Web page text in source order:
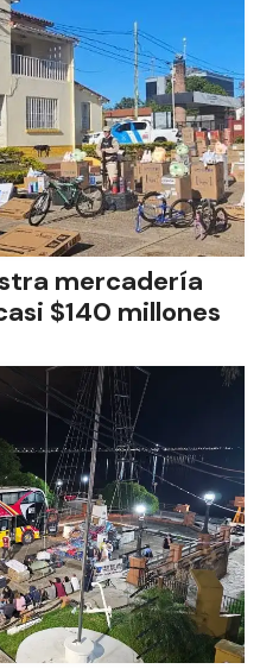
mercadería
$140 millones